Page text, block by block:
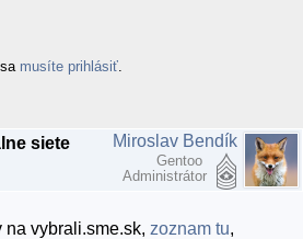
musíte prihlásiť
siete Miroslav Bendík
Gentoo
Administrátor
na vybrali.sme.sk, zoznam tu,